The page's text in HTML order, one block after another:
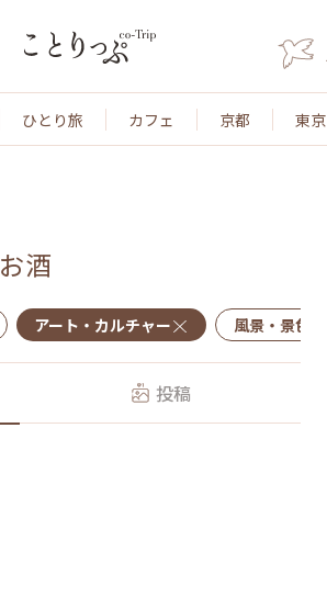
ひとり旅 カフェ 京都 東京
お酒
アート・カルチャー 風景・景色
投稿